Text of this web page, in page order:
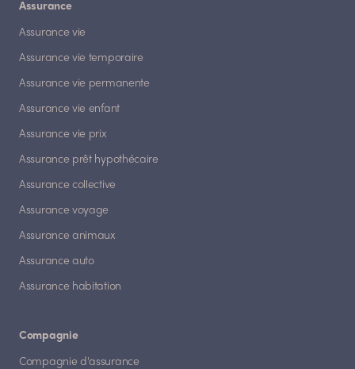
Assurance
Assurance vie
Assurance vie temporaire
Assurance vie permanente
Assurance vie enfant
Assurance vie prix
Assurance prêt hypothécaire
Assurance collective
Assurance voyage
Assurance animaux
Assurance auto
Assurance habitation
Compagnie
Compagnie d'assurance